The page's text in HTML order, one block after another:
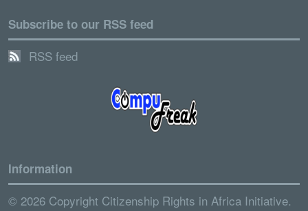
Subscribe to our RSS feed
RSS feed
Information
© 2026 Copyright Citizenship Rights in Africa Initiative.